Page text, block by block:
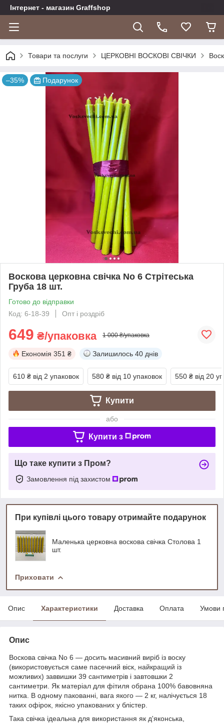
Інтернет - магазин Graffshop
Товари та послуги ЦЕРКОВНІ ВОСКОВІ СВІЧКИ
–35% Подарунок
Воскова церковна свічка No 6 Стрітеська
Груба 18 шт.
Готово до відправки
Код: 6-18-39
Опт і роздріб
649 ₴/упаковка 1 000 ₴/упаковка
Економія 351 ₴ Залишилось 40 днів
610 ₴ від 2 упаковок 580 ₴ від 10 упаковок 550 ₴ від 20
Купити
або
Купити з
Що таке купити з Пром?
Замовлення під захистом
При купівлі цього товару отримайте подарунок
Маленька церковна воскова свічка Столова 1
шт.
Приховати
Опис Характеристики Доставка Оплата Умови
Опис
Воскова свічка No 6 — досить масивний виріб із воску
(використовується саме пасечний віск, найкращий із
можливих) заввишки 39 сантиметрів і завтовшки 2
сантиметри. Як матеріал для фітиля обрана 100% бавовняна
нитка. В одному пакованні, вага якого — 2 кг, налічується 18
таких офірок, якісно упакованих у блістер.
Така свічка ідеальна для використання як д'яконська,